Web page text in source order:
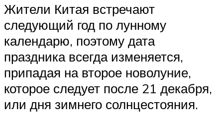
Жители Китая встречают
следующий год по лунному
календарю, поэтому дата
праздника всегда изменяется,
припадая на второе новолуние,
которое следует после 21 декабря,
или дня зимнего солнцестояния.